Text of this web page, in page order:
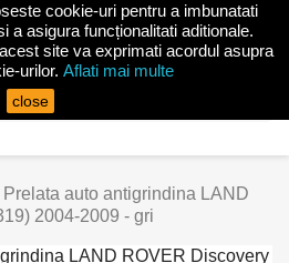
Prelata auto antigrindina LAND
2004-2009 - gri
cookie-uri pentru a imbunatati
a asigura funcționalitati aditionale.
site va exprimati acordul asupra
urilor. Aflati mai multe
close